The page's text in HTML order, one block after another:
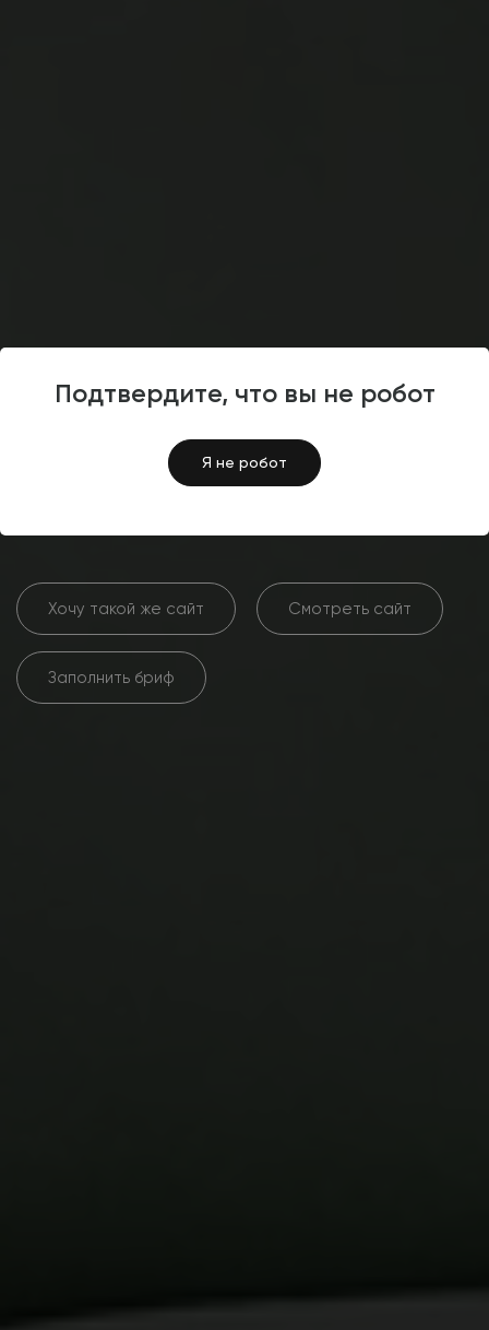
Подтвердите, что вы не робот
Я не робот
Ремонт и дизайн помещений
компания "Албокс"
Хочу такой же сайт Смотреть сайт
Заполнить бриф
4.5